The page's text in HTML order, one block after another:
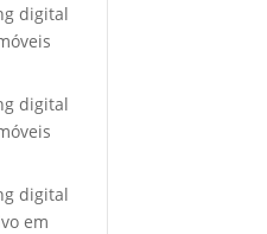
digital
digital
digital
em